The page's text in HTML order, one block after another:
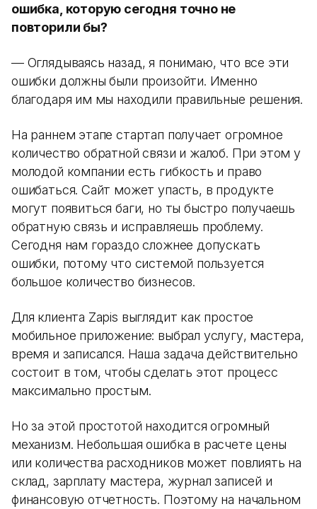
ошибка, которую сегодня точно не
повторили бы?
— Оглядываясь назад, я понимаю, что все эти
ошибки должны были произойти. Именно
благодаря им мы находили правильные решения.
На раннем этапе стартап получает огромное
количество обратной связи и жалоб. При этом у
молодой компании есть гибкость и право
ошибаться. Сайт может упасть, в продукте
могут появиться баги, но ты быстро получаешь
обратную связь и исправляешь проблему.
Сегодня нам гораздо сложнее допускать
ошибки, потому что системой пользуется
большое количество бизнесов.
Для клиента Zapis выглядит как простое
мобильное приложение: выбрал услугу, мастера,
время и записался. Наша задача действительно
состоит в том, чтобы сделать этот процесс
максимально простым.
Но за этой простотой находится огромный
механизм. Небольшая ошибка в расчете цены
или количества расходников может повлиять на
склад, зарплату мастера, журнал записей и
финансовую отчетность. Поэтому на начальном